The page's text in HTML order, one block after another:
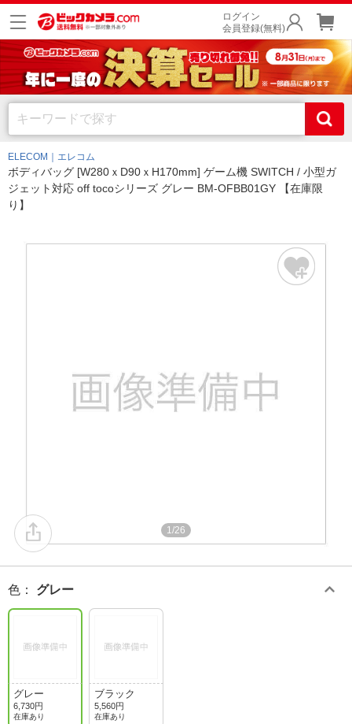
ログイン
会員登録(無料)
ELECOM｜エレコム
ボディバッグ [W280ｘD90ｘH170mm] ゲーム機 SWITCH / 小型ガ
ジェット対応 off tocoシリーズ グレー BM-OFBB01GY 【在庫限
り】
1/26
色 ： グレー
グレー
6,730円
在庫あり
ブラック
5,560円
在庫あり